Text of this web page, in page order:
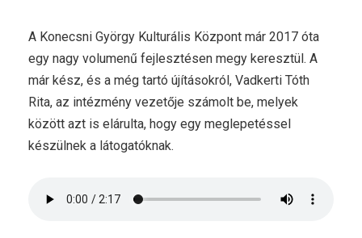
A Konecsni György Kulturális Központ már 2017 óta
egy nagy volumenű fejlesztésen megy keresztül. A
már kész, és a még tartó újításokról, Vadkerti Tóth
Rita, az intézmény vezetője számolt be, melyek
között azt is elárulta, hogy egy meglepetéssel
készülnek a látogatóknak.